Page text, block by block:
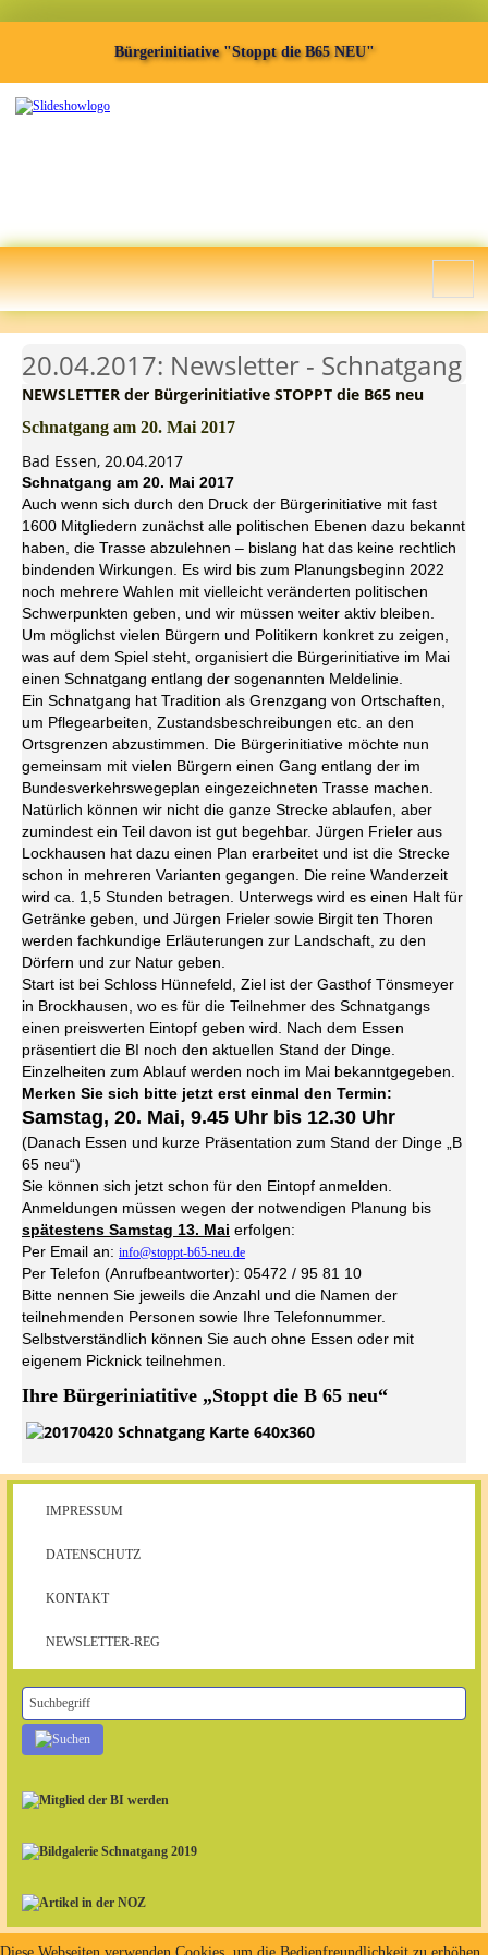
Bürgerinitiative "Stoppt die B65 NEU"
20.04.2017: Newsletter - Schnatgang
NEWSLETTER der Bürgerinitiative STOPPT die B65 neu
Schnatgang am 20. Mai 2017
Bad Essen, 20.04.2017
Schnatgang am 20. Mai 2017
Auch wenn sich durch den Druck der Bürgerinitiative mit fast
1600 Mitgliedern zunächst alle politischen Ebenen dazu bekannt
haben, die Trasse abzulehnen – bislang hat das keine rechtlich
bindenden Wirkungen. Es wird bis zum Planungsbeginn 2022
noch mehrere Wahlen mit vielleicht veränderten politischen
Schwerpunkten geben, und wir müssen weiter aktiv bleiben.
Um möglichst vielen Bürgern und Politikern konkret zu zeigen,
was auf dem Spiel steht, organisiert die Bürgerinitiative im Mai
einen Schnatgang entlang der sogenannten Meldelinie.
Ein Schnatgang hat Tradition als Grenzgang von Ortschaften,
um Pflegearbeiten, Zustandsbeschreibungen etc. an den
Ortsgrenzen abzustimmen. Die Bürgerinitiative möchte nun
gemeinsam mit vielen Bürgern einen Gang entlang der im
Bundesverkehrswegeplan eingezeichneten Trasse machen.
Natürlich können wir nicht die ganze Strecke ablaufen, aber
zumindest ein Teil davon ist gut begehbar. Jürgen Frieler aus
Lockhausen hat dazu einen Plan erarbeitet und ist die Strecke
schon in mehreren Varianten gegangen. Die reine Wanderzeit
wird ca. 1,5 Stunden betragen. Unterwegs wird es einen Halt für
Getränke geben, und Jürgen Frieler sowie Birgit ten Thoren
werden fachkundige Erläuterungen zur Landschaft, zu den
Dörfern und zur Natur geben.
Start ist bei Schloss Hünnefeld, Ziel ist der Gasthof Tönsmeyer
in Brockhausen, wo es für die Teilnehmer des Schnatgangs
einen preiswerten Eintopf geben wird. Nach dem Essen
präsentiert die BI noch den aktuellen Stand der Dinge.
Einzelheiten zum Ablauf werden noch im Mai bekanntgegeben.
Merken Sie sich bitte jetzt erst einmal den Termin:
Samstag, 20. Mai, 9.45 Uhr bis 12.30 Uhr
(Danach Essen und kurze Präsentation zum Stand der Dinge „B
65 neu“)
Sie können sich jetzt schon für den Eintopf anmelden.
Anmeldungen müssen wegen der notwendigen Planung bis
spätestens Samstag 13. Mai erfolgen:
Per Email an: info@stoppt-b65-neu.de
Per Telefon (Anrufbeantworter): 05472 / 95 81 10
Bitte nennen Sie jeweils die Anzahl und die Namen der
teilnehmenden Personen sowie Ihre Telefonnummer.
Selbstverständlich können Sie auch ohne Essen oder mit
eigenem Picknick teilnehmen.
Ihre Bürgeriniatitive „Stoppt die B 65 neu“
IMPRESSUM
DATENSCHUTZ
KONTAKT
NEWSLETTER-REG